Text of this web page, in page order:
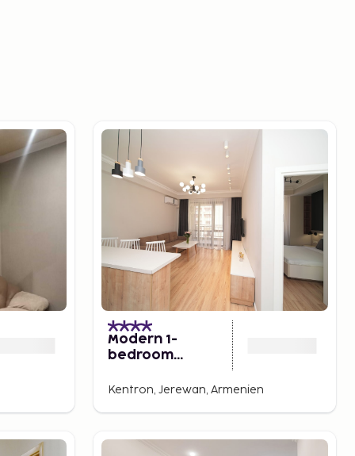
Modern 1-
bedroom
Sweet Home
Kentron, Jerewan, Armenien